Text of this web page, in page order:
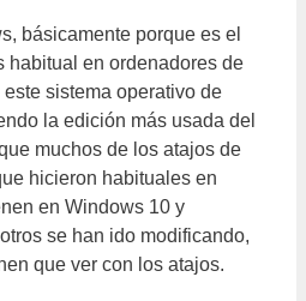
básicamente porque es el
habitual en ordenadores de
sistema operativo de
la edición más usada del
muchos de los atajos de
hicieron habituales en
en Windows 10 y
se han ido modificando,
que ver con los atajos.